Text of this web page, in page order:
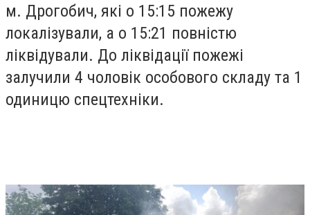
м. Дрогобич, які о 15:15 пожежу
локалізували, а о 15:21 повністю
ліквідували. До ліквідації пожежі
залучили 4 чоловік особового складу та 1
одиницю спецтехніки.